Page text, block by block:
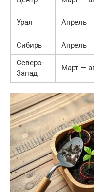
Урал Апрель
Сибирь
Апрель
Северо-
Запад
Март —